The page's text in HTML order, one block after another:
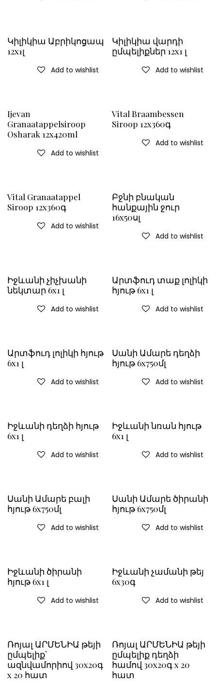
Կիլիկիա Աբրիկոցապ
12x1լ
Add to wishlist
Կիլիկիա վարդի
ըմպելիքներ 12x1 լ
Add to wishlist
Ijevan
Granaatappelsiroop
Osharak 12x420ml
Add to wishlist
Vital Braambessen
Siroop 12x360գ
Add to wishlist
Vital Granaatappel
Siroop 12x360գ
Add to wishlist
Բջնի բնական
հանքային ջուր
16x50սլ
Add to wishlist
Իջևանի չիչխանի
նեկտար 6x1 լ
Add to wishlist
Արտֆուդ տաք լոլիկի
հյութ 6x1 լ
Add to wishlist
Արտֆուդ լոլիկի հյութ
6x1 լ
Add to wishlist
Սանի Ամարե դեղձի
հյութ 6x750մլ
Add to wishlist
Իջևանի դեղձի հյութ
6x1 լ
Add to wishlist
Իջևանի նռան հյութ
6x1 լ
Add to wishlist
Սանի Ամարե բալի
հյութ 6x750մլ
Add to wishlist
Սանի Ամարե ծիրանի
հյութ 6x750մլ
Add to wishlist
Իջևանի ծիրանի
հյութ 6x1 լ
Add to wishlist
Իջևանի չամանի թեյ
6x30գ
Add to wishlist
Ռոյալ ԱՐՄԵՆԻԱ թեյի
ըմպելիք՝
ազնվամորիով 30x20գ
x 20 հատ
Ռոյալ ԱՐՄԵՆԻԱ թեյի
ըմպելիք դեղձի
համով 30x20գ x 20
հատ